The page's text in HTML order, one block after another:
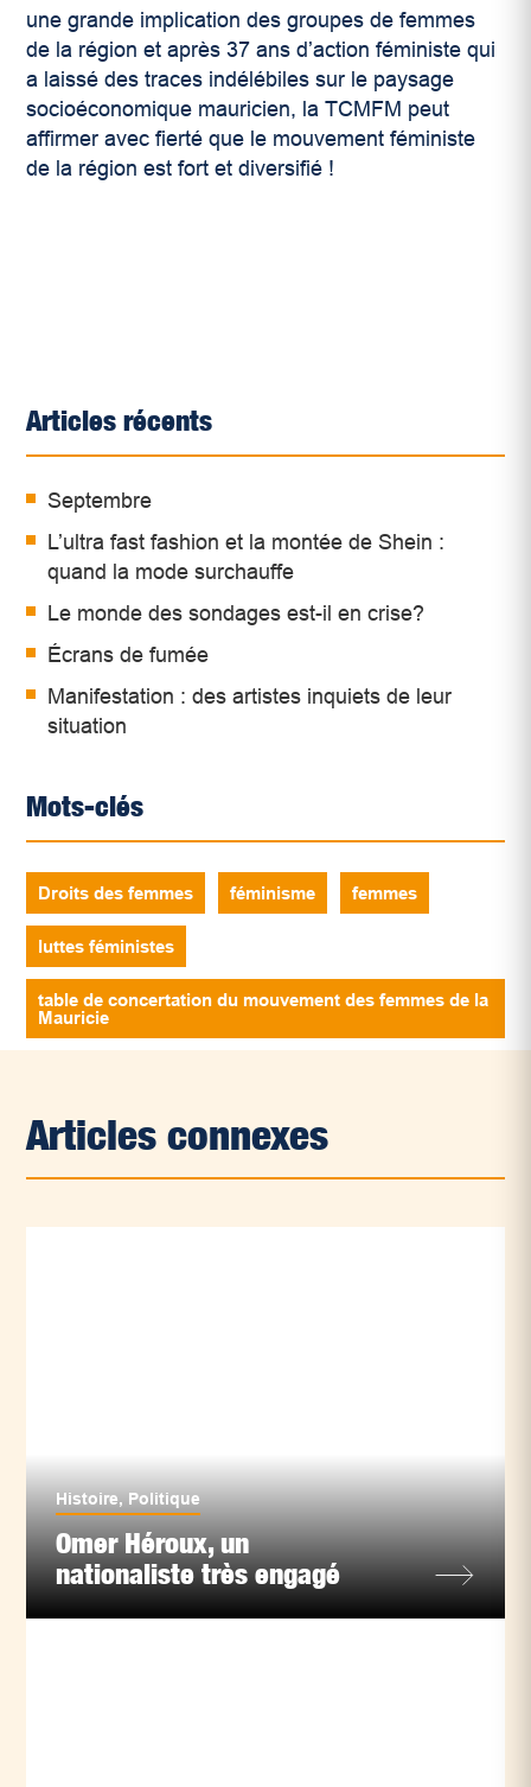
une grande implication des groupes de femmes
de la région et après 37 ans d’action féministe qui
a laissé des traces indélébiles sur le paysage
socioéconomique mauricien, la TCMFM peut
affirmer avec fierté que le mouvement féministe
de la région est fort et diversifié !
Articles récents
Septembre
L’ultra fast fashion et la montée de Shein :
quand la mode surchauffe
Le monde des sondages est-il en crise?
Écrans de fumée
Manifestation : des artistes inquiets de leur
situation
Mots-clés
Droits des femmes féminisme femmes
luttes féministes
table de concertation du mouvement des femmes de la
Mauricie
Articles connexes
Histoire, Politique
Omer Héroux, un
nationaliste très engagé